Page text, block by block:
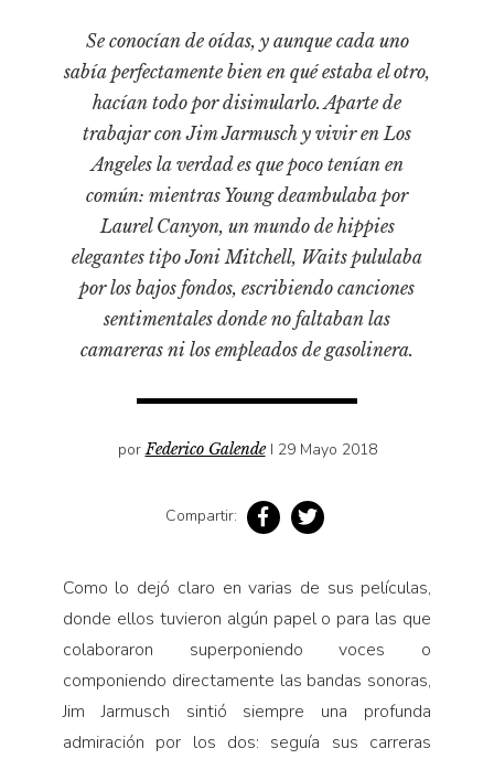
Lagunas mentales
Libros
Libros usados
Medioambiente
Narrativas visuales
Pensamiento
Pensamiento ilustrado
Voces y lecturas
Se conocían de oídas, y aunque cada uno
sabía perfectamente bien en qué estaba el otro,
hacían todo por disimularlo. Aparte de
trabajar con Jim Jarmusch y vivir en Los
Angeles la verdad es que poco tenían en
común: mientras Young deambulaba por
Laurel Canyon, un mundo de hippies
elegantes tipo Joni Mitchell, Waits pululaba
por los bajos fondos, escribiendo canciones
sentimentales donde no faltaban las
camareras ni los empleados de gasolinera.
porFederico Galende I 29 Mayo 2018
Compartir:
Como lo dejó claro en varias de sus películas,
donde ellos tuvieron algún papel o para las que
colaboraron superponiendo voces o
componiendo directamente las bandas sonoras,
Jim Jarmusch sintió siempre una profunda
admiración por los dos: seguía sus carreras